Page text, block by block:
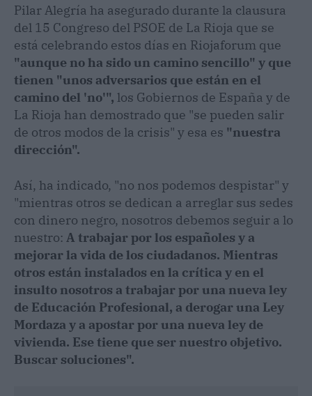
Pilar Alegría ha asegurado durante la clausura
del 15 Congreso del PSOE de La Rioja que se
está celebrando estos días en Riojaforum que
"aunque no ha sido un camino sencillo" y que
tienen "unos adversarios que están en el
camino del 'no'", los Gobiernos de España y de
La Rioja han demostrado que "se pueden salir
de otros modos de la crisis" y esa es "nuestra
dirección".
Así, ha indicado, "no nos podemos despistar" y
"mientras otros se dedican a arreglar sus sedes
con dinero negro, nosotros debemos seguir a lo
nuestro: A trabajar por los españoles y a
mejorar la vida de los ciudadanos. Mientras
otros están instalados en la crítica y en el
insulto nosotros a trabajar por una nueva ley
de Educación Profesional, a derogar una Ley
Mordaza y a apostar por una nueva ley de
vivienda. Ese tiene que ser nuestro objetivo.
Buscar soluciones".